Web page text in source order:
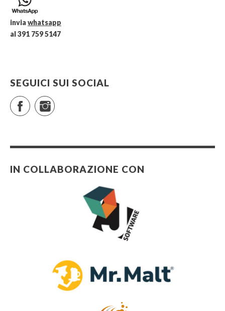
inviawhatsapp
al 391 759 5147
SEGUICI SUI SOCIAL
FacebookInstagram
IN COLLABORAZIONE CON